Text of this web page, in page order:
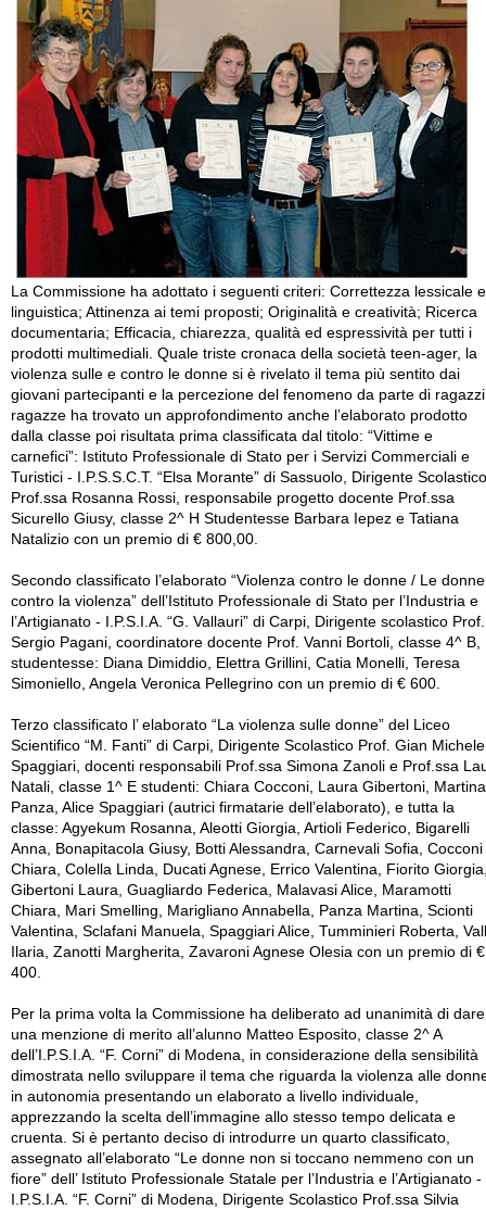
La Commissione ha adottato i seguenti criteri: Correttezza lessicale e
linguistica; Attinenza ai temi proposti; Originalità e creatività; Ricerca
documentaria; Efficacia, chiarezza, qualità ed espressività per tutti i
prodotti multimediali. Quale triste cronaca della società teen-ager, la
violenza sulle e contro le donne si è rivelato il tema più sentito dai
giovani partecipanti e la percezione del fenomeno da parte di
ragazze ha trovato un approfondimento anche l’elaborato prodotto
dalla classe poi risultata prima classificata dal titolo: “Vittime e
carnefici”: Istituto Professionale di Stato per i Servizi Commerciali e
Turistici - I.P.S.S.C.T. “Elsa Morante” di Sassuolo, Dirigente Scolastico
Prof.ssa Rosanna Rossi, responsabile progetto docente Prof.ssa
Sicurello Giusy, classe 2^ H Studentesse Barbara Iepez e Tatiana
Natalizio con un premio di € 800,00.
Secondo classificato l’elaborato “Violenza contro le donne / Le donne
contro la violenza” dell’Istituto Professionale di Stato per l’Industria e
l’Artigianato - I.P.S.I.A. “G. Vallauri” di Carpi, Dirigente scolastico Prof.
Sergio Pagani, coordinatore docente Prof. Vanni Bortoli, classe 4^ B,
studentesse: Diana Dimiddio, Elettra Grillini, Catia Monelli, Teresa
Simoniello, Angela Veronica Pellegrino con un premio di € 600.
Terzo classificato l’ elaborato “La violenza sulle donne” del Liceo
Scientifico “M. Fanti” di Carpi, Dirigente Scolastico Prof. Gian Michele
Spaggiari, docenti responsabili Prof.ssa Simona Zanoli e Prof.ssa
Natali, classe 1^ E studenti: Chiara Cocconi, Laura Gibertoni, Martina
Panza, Alice Spaggiari (autrici firmatarie dell’elaborato), e tutta la
classe: Agyekum Rosanna, Aleotti Giorgia, Artioli Federico, Bigarelli
Anna, Bonapitacola Giusy, Botti Alessandra, Carnevali Sofia, Cocconi
Chiara, Colella Linda, Ducati Agnese, Errico Valentina, Fiorito
Gibertoni Laura, Guagliardo Federica, Malavasi Alice, Maramotti
Chiara, Mari Smelling, Marigliano Annabella, Panza Martina, Scionti
Valentina, Sclafani Manuela, Spaggiari Alice, Tumminieri Roberta,
Ilaria, Zanotti Margherita, Zavaroni Agnese Olesia con un premio di €
400.
Per la prima volta la Commissione ha deliberato ad unanimità di dare
una menzione di merito all’alunno Matteo Esposito, classe 2^ A
dell’I.P.S.I.A. “F. Corni” di Modena, in considerazione della sensibilità
dimostrata nello sviluppare il tema che riguarda la violenza alle
in autonomia presentando un elaborato a livello individuale,
apprezzando la scelta dell’immagine allo stesso tempo delicata e
cruenta. Si è pertanto deciso di introdurre un quarto classificato,
assegnato all’elaborato “Le donne non si toccano nemmeno con un
fiore” dell’ Istituto Professionale Statale per l’Industria e l’Artigianato -
I.P.S.I.A. “F. Corni” di Modena, Dirigente Scolastico Prof.ssa Silvia